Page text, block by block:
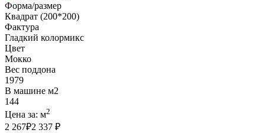
Форма/размер
Квадрат (200*200)
Фактура
Гладкий колормикс
Цвет
Мокко
Вес поддона
1979
В машине м2
144
Цена за: м2
2 267₽2 337 ₽